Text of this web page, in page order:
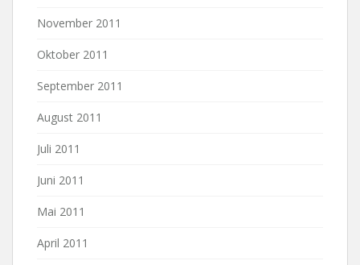
November 2011
Oktober 2011
September 2011
August 2011
Juli 2011
Juni 2011
Mai 2011
April 2011